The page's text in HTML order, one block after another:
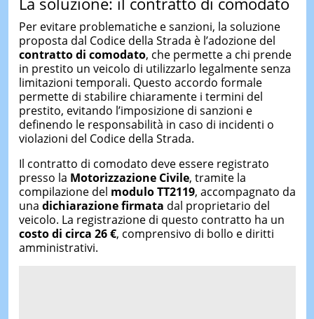
Per evitare problematiche e sanzioni, la soluzione
proposta dal Codice della Strada è l’adozione del
contratto di comodato, che permette a chi prende
in prestito un veicolo di utilizzarlo legalmente senza
limitazioni temporali. Questo accordo formale
permette di stabilire chiaramente i termini del
prestito, evitando l’imposizione di sanzioni e
definendo le responsabilità in caso di incidenti o
violazioni del Codice della Strada.
Il contratto di comodato deve essere registrato
presso la Motorizzazione Civile, tramite la
compilazione del modulo TT2119, accompagnato da
una dichiarazione firmata dal proprietario del
veicolo. La registrazione di questo contratto ha un
costo di circa 26 €, comprensivo di bollo e diritti
amministrativi.